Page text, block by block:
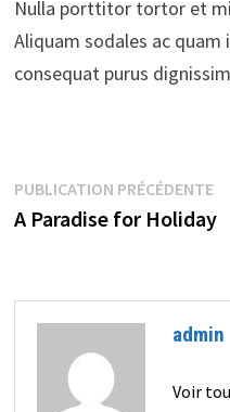
Nulla porttitor tortor et
Aliquam sodales ac quam
consequat purus
Navigation
de
PUBLICATION PRÉCÉDENTE
A Paradise for Holiday
admin
Voir